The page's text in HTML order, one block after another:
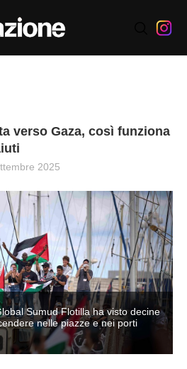
verso Gaza, così funziona
2025
Sumud Flotilla ha visto decine
nelle piazze e nei porti